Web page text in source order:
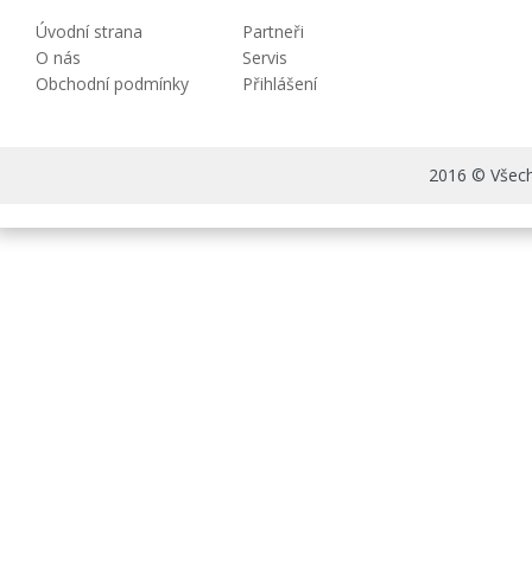
Úvodní strana
O nás
Obchodní podmínky
Partneři
Servis
Přihlášení
2016 ©